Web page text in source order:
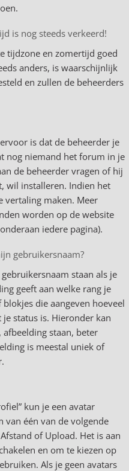
is nog steeds verkeerd!
tijdzone en zomertijd goed
anders, is waarschijnlijk
en zullen de beheerders
is dat de beheerder je
nog niemand het forum in je
de beheerder vragen of hij
wil installeren. Indien het
vertaling maken. Meer
worden op de website
iedere pagina).
gebruikersnaam?
staan als je
geeft aan welke rang je
die aangeven hoeveel
status is. Hieronder kan
staan, beter
is meestal uniek of
kun je een avatar
van één van de volgende
of Upload. Het is aan
en om te kiezen op
Als je geen avatars